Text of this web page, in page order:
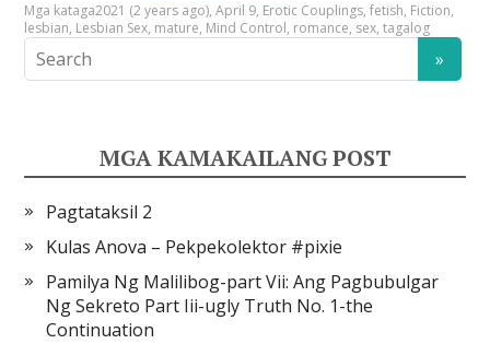
Mga kataga2021 (2 years ago),April 9, Erotic Couplings,fetish, Fiction,
lesbian, Lesbian Sex, mature, Mind Control, romance, sex,tagalog
MGA KAMAKAILANG POST
Pagtataksil 2
Kulas Anova – Pekpekolektor #pixie
Pamilya Ng Malilibog-part Vii: Ang Pagbubulgar
Ng Sekreto Part Iii-ugly Truth No. 1-the
Continuation